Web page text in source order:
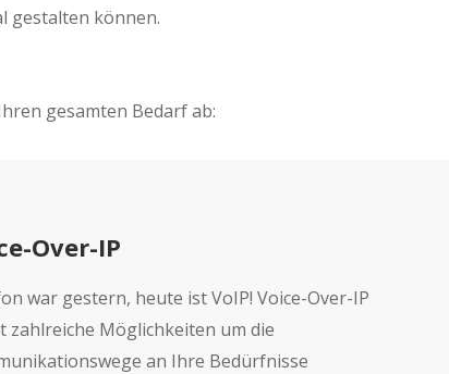
gestalten können.
gesamten Bedarf ab:
Over-IP
war gestern, heute ist VoIP! Voice-Over-IP
zahlreiche Möglichkeiten um die
an Ihre Bedürfnisse